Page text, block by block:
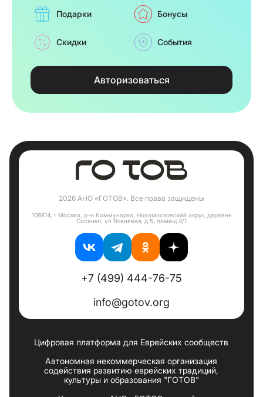
Подарки Бонусы
Скидки События
Авторизоваться
2026 АНО «ГОТОВ». Все права защищены
108814, г Москва, р-н Коммунарка, Новомосковский округ, деревня
Сосенки, ул Ясеневая, д 5, помещ 4/1
+7 (499) 444-76-75
info@gotov.org
Цифровая платформа для Еврейских сообществ
Автономная некоммерческая организация
содействия развитию еврейских традиций,
культуры и образования "ГОТОВ"